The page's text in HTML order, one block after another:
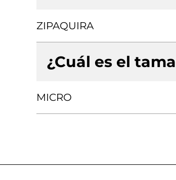
ZIPAQUIRA
¿Cuál es el
MICRO